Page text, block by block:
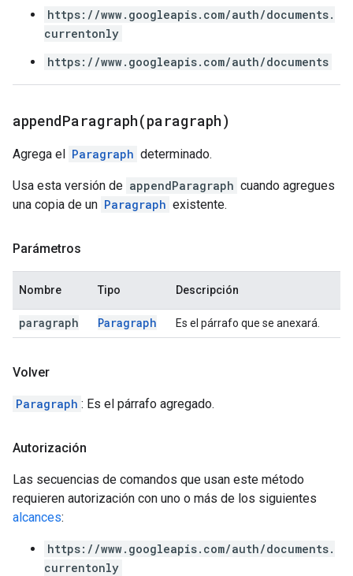
https://www.googleapis.com/auth/documents.
currentonly
https://www.googleapis.com/auth/documents
appendParagraph(paragraph)
Agrega el Paragraph determinado.
Usa esta versión de appendParagraph cuando agregues
una copia de un Paragraph existente.
Parámetros
Nombre Tipo Descripción
paragraph Paragraph Es el párrafo que se anexará.
Volver
Paragraph : Es el párrafo agregado.
Autorización
Las secuencias de comandos que usan este método
requieren autorización con uno o más de los siguientes
alcances:
https://www.googleapis.com/auth/documents.
currentonly